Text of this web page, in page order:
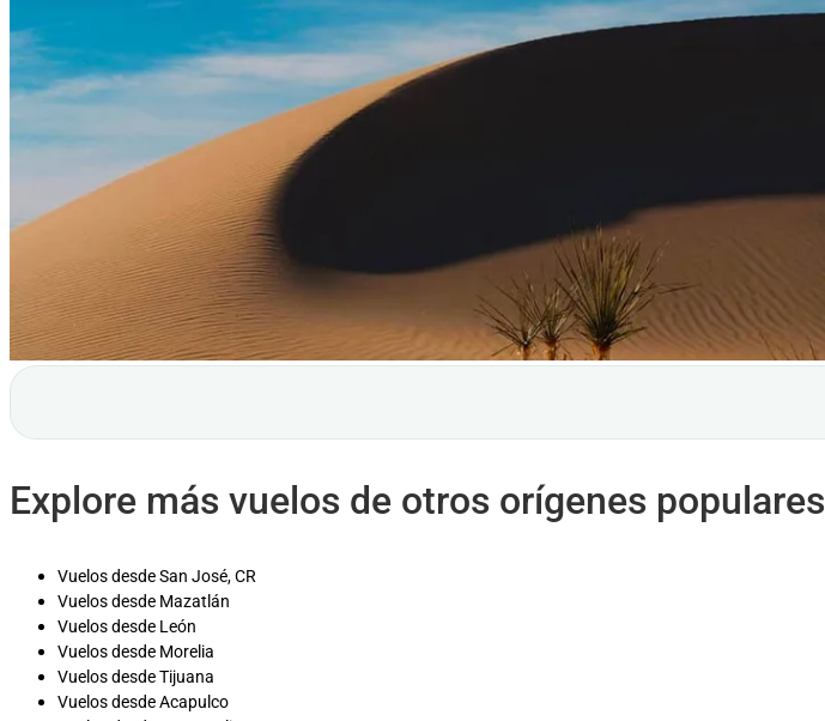
Explore más vuelos de otros orígenes populares
Vuelos desde San José, CR
Vuelos desde Mazatlán
Vuelos desde León
Vuelos desde Morelia
Vuelos desde Tijuana
Vuelos desde Acapulco